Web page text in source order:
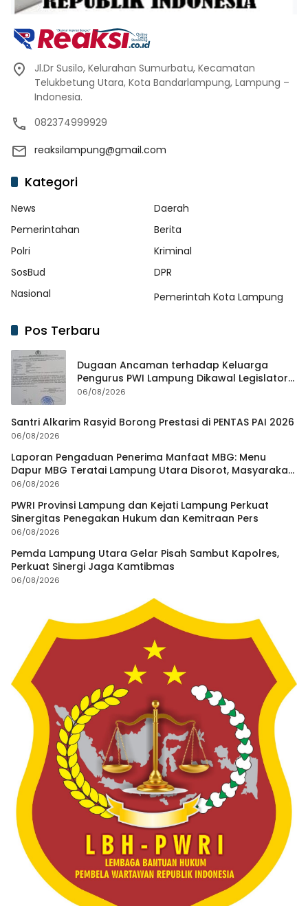
Jl.Dr Susilo, Kelurahan Sumurbatu, Kecamatan
Telukbetung Utara, Kota Bandarlampung, Lampung –
Indonesia.
082374999929
reaksilampung@gmail.com
Kategori
News
Daerah
Pemerintahan
Berita
Polri
Kriminal
SosBud
DPR
Nasional
Pemerintah Kota Lampung
Pos Terbaru
Dugaan Ancaman terhadap Keluarga
Pengurus PWI Lampung Dikawal Legislator
dan Jurnalis
06/08/2026
Santri Alkarim Rasyid Borong Prestasi di PENTAS PAI 2026
06/08/2026
Laporan Pengaduan Penerima Manfaat MBG: Menu
Dapur MBG Teratai Lampung Utara Disorot, Masyarakat
Minta Satgas Lakukan Investigasi
06/08/2026
PWRI Provinsi Lampung dan Kejati Lampung Perkuat
Sinergitas Penegakan Hukum dan Kemitraan Pers
06/08/2026
Pemda Lampung Utara Gelar Pisah Sambut Kapolres,
Perkuat Sinergi Jaga Kamtibmas
06/08/2026